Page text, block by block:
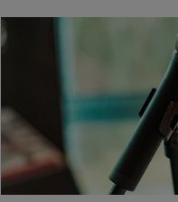
voler vos informations